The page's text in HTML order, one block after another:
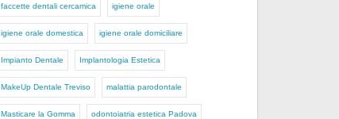
faccette dentali cercamica igiene orale
igiene orale domestica igiene orale domiciliare
Impianto Dentale Implantologia Estetica
MakeUp Dentale Treviso malattia parodontale
Masticare la Gomma odontoiatria estetica Padova